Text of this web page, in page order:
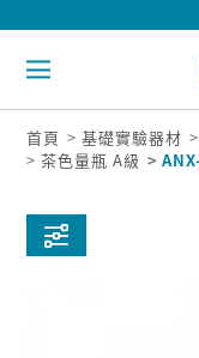
首頁 基礎實驗器材
茶色量瓶 A級